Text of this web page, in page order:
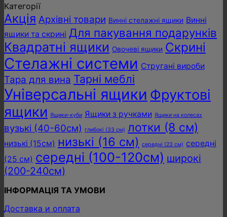
Категорії
Акція Архівні товари Винні стелажні ящики Винні
ящики та скрині Для пакування подарунків
Квадратні ящики Овочеві ящики Скрині
Стелажні системи Стругані вироби
Тара для вина Тарні меблі
Універсальні ящики Фруктові
ящики Ящики-куби Ящики з ручками Ящики на колесах
вузькі (40-60см) глибокі (33 см) лотки (8 см)
низькі (15см) низькі (16 см) середні (23 см) середні
(25 см) середні (100-120см) широкі
(200-240см)
ІНФОРМАЦІЯ ТА УМОВИ
Доставка и оплата